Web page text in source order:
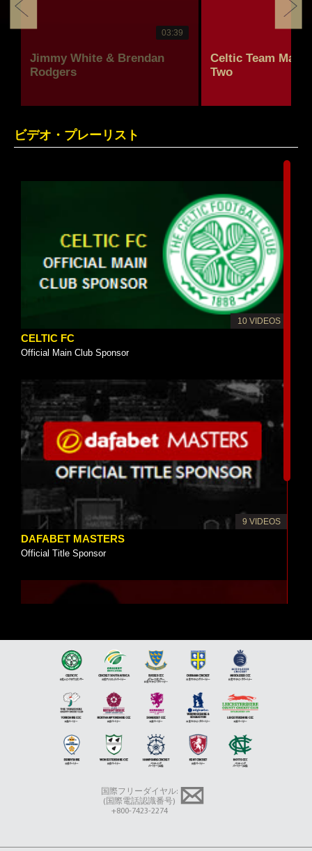
03:39
Jimmy White & Brendan
Rodgers
Celtic Team
Two
ビデオ・プレーリスト
10 VIDEOS
CELTIC FC
Official Main Club Sponsor
9 VIDEOS
DAFABET MASTERS
Official Title Sponsor
5 VIDEOS
JIMMY WHITE
Brand Ambassador
国際フリーダイヤル:
(国際電話認識番号)
+800-7423-2274